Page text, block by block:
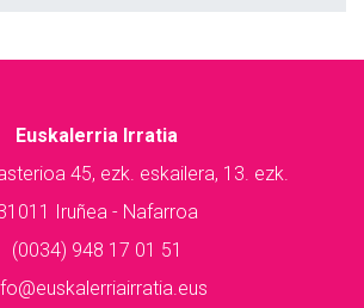
Euskalerria Irratia
45, ezk. eskailera, 13. ezk.
Iruñea - Nafarroa
(0034) 948 17 01 51